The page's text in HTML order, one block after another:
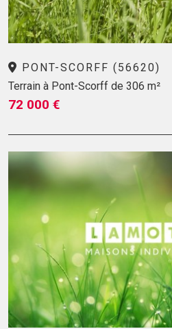
PONT-SCORFF (56620)
Terrain à Pont-Scorff de 306 m²
72 000 €